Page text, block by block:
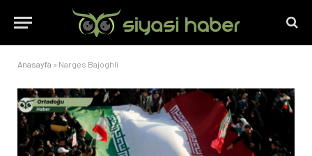
Anasayfa » Narges Bajoghli